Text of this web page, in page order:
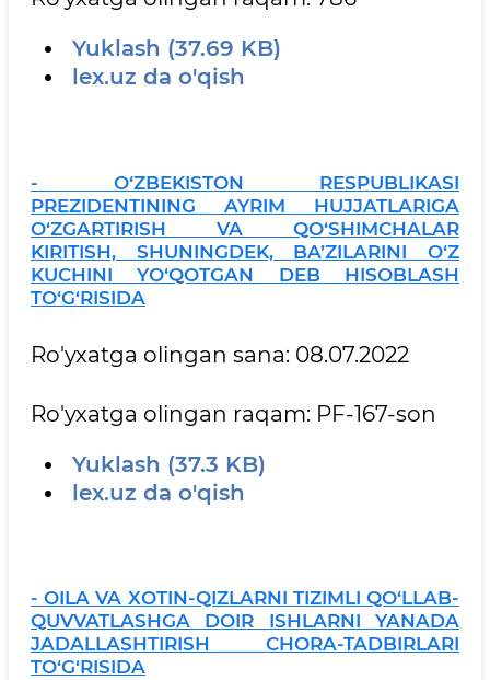
Yuklash (37.69 KB)
lex.uz da o'qish
- O‘ZBEKISTON RESPUBLIKASI
PREZIDENTINING AYRIM HUJJATLARIGA
O‘ZGARTIRISH VA QO‘SHIMCHALAR
KIRITISH, SHUNINGDEK, BA’ZILARINI O‘Z
KUCHINI YO‘QOTGAN DEB HISOBLASH
TO‘G‘RISIDA
Ro'yxatga olingan sana: 08.07.2022
Ro'yxatga olingan raqam: PF-167-son
Yuklash (37.3 KB)
lex.uz da o'qish
- OILA VA XOTIN-QIZLARNI TIZIMLI QO‘LLAB-
QUVVATLASHGA DOIR ISHLARNI YANADA
JADALLASHTIRISH CHORA-TADBIRLARI
TO‘G‘RISIDA